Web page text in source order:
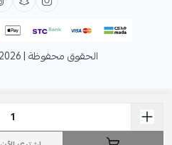
الحقوق محفوظة | 2026